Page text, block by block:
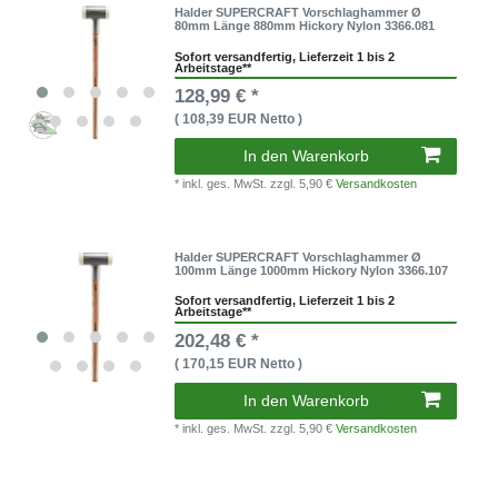
Halder SUPERCRAFT Vorschlaghammer Ø
80mm Länge 880mm Hickory Nylon 3366.081
Sofort versandfertig, Lieferzeit 1 bis 2
Arbeitstage**
128,99 € *
( 108,39 EUR Netto )
In den Warenkorb
* inkl. ges. MwSt.zzgl. 5,90 €Versandkosten
Halder SUPERCRAFT Vorschlaghammer Ø
100mm Länge 1000mm Hickory Nylon 3366.107
Sofort versandfertig, Lieferzeit 1 bis 2
Arbeitstage**
202,48 € *
( 170,15 EUR Netto )
In den Warenkorb
* inkl. ges. MwSt.zzgl. 5,90 €Versandkosten